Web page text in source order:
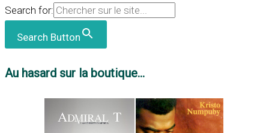
Search for:
Search Button
Au hasard sur la boutique...